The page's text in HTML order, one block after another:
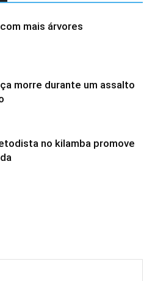
mais árvores
morre durante um assalto
no kilamba promove